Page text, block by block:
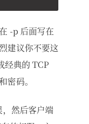
-p 后面写在
建议你不要这
经典的 TCP
密码。
然后客户端